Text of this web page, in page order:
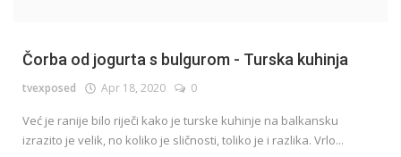
Čorba od jogurta s bulgurom - Turska kuhinja
tvexposed Apr 18, 2020 0
Već je ranije bilo riječi kako je turske kuhinje na balkansku
izrazito je velik, no koliko je sličnosti, toliko je i razlika. Vrlo...